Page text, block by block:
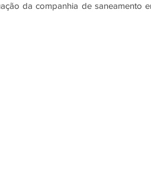
da companhia de saneamento